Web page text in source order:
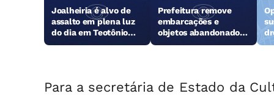
Joalheiria é alvo de
assalto em plena luz
do dia em Teotônio
Vilela
Prefeitura remove
embarcações e
objetos abandonados
na orla da Pajuçara
Para a secretária de Estado da